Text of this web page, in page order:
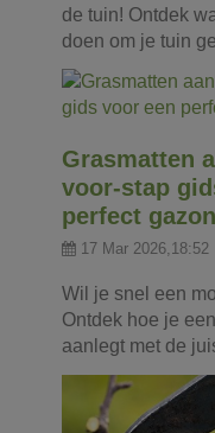
de tuin! Ontdek
doen om je tuin
Grasmatten
voor-stap
perfect gazon
17 Mar 2026,18:52
Wil je snel een
Ontdek hoe je
aanlegt met de